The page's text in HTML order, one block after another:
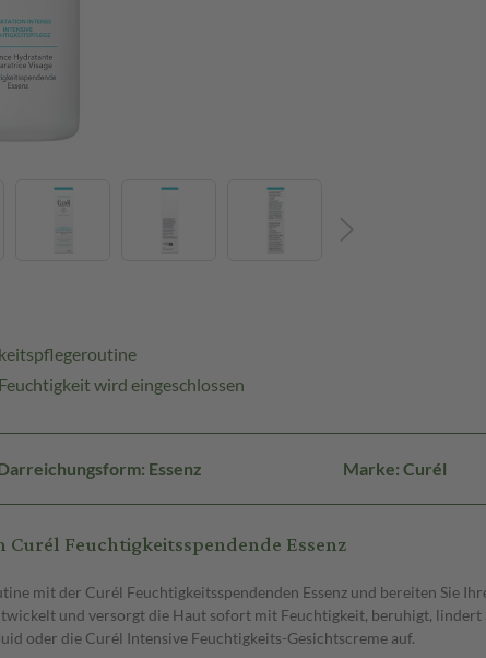
wird eingeschlossen
Essenz Marke: Curél
Feuchtigkeitsspendende Essenz
mit der Curél Feuchtigkeitsspendenden Essenz und bereiten Sie
und versorgt die Haut sofort mit Feuchtigkeit, beruhigt,
oder die Curél Intensive Feuchtigkeits-Gesichtscreme auf.